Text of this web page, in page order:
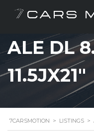
ALE DL
11.5JX21"
7CARSMOTION > LISTINGS >